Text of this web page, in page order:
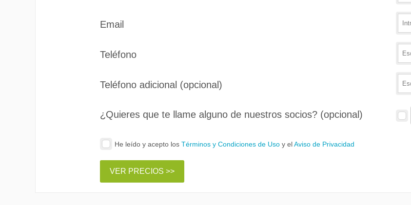
Email
Teléfono
Teléfono adicional (opcional)
¿Quieres que te llame alguno de nuestros socios? (opcional)
He leído y acepto los Términos y Condiciones de Usoy elAviso de Privacidad
VER PRECIOS >>